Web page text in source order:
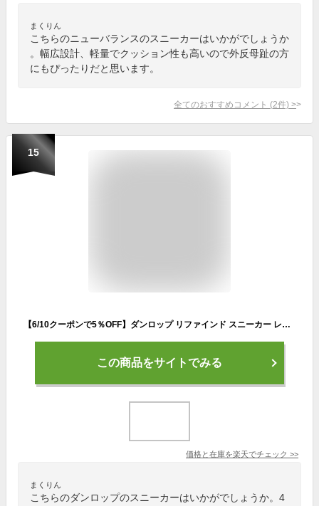
まくりん
こちらのニューバランスのスニーカーはいかがでしょうか
。幅広設計、軽量でクッション性も高いので外反母趾の方
にもぴったりだと思います。
全てのおすすめコメント (2件) >
15
【6/10クーポンで5％OFF】ダンロップ リファインド スニーカー レディース 黒 白 紫 幅広 4E 軽量 防滑 滑らない 歩きやすい 履きやすい 疲れない M2501 ランニング ジョギング ウォーキング シューズ 靴【2303】送料無料
この商品をサイトでみる
価格と在庫を楽天でチェック >>
まくりん
こちらのダンロップのスニーカーはいかがでしょうか。4